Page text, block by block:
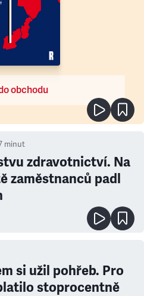
obchodu
minut
zdravotnictví. Na
zaměstnanců padl
si užil pohřeb. Pro
stoprocentně